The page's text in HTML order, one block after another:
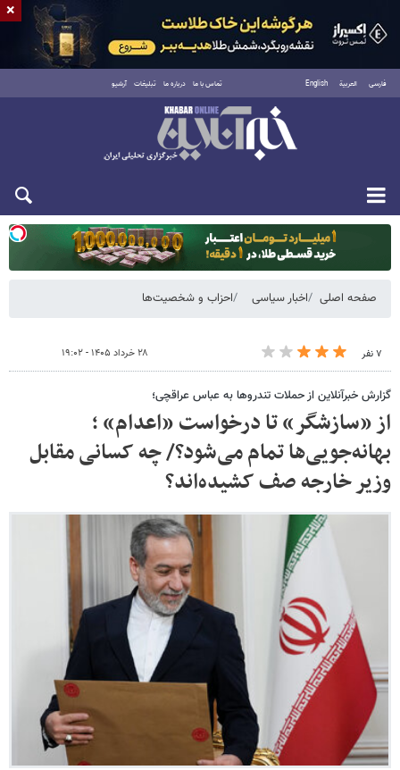
فارسی العربية English تماس با ما درباره ما تبلیغات آرشیو
یکشنبه ۱۸ مرداد ۱۴۰۵
صفحه اصلی اخبار سیاسی احزاب و شخصیت‌ها
۷ نفر ۲۸ خرداد ۱۴۰۵ - ۱۹:۰۲
گزارش خبرآنلاین از حملات تندروها به عباس عراقچی؛
از «سازشگر» تا درخواست «اعدام» ؛
بهانه‌جویی‌ها تمام می‌شود؟/ چه کسانی مقابل
وزیر خارجه صف کشیده‌اند؟
×